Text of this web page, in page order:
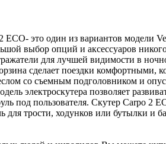
ECO- это один из вариантов
выбор опций и аксессуаров
для лучшей видимости в
сделает поездки комфортными,
со съемным подголовником и
электроскутера позволяет
под пользователя. Скутер Carpo 2
трости, ходунков или бутылки и